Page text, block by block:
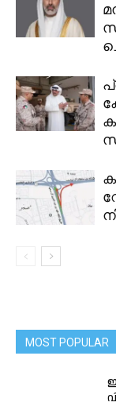
MOST POPULAR